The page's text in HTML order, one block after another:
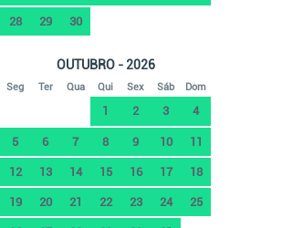
28 29 30
OUTUBRO - 2026
Seg Ter Qua Qui Sex Sáb Dom
1 2 3 4
5 6 7 8 9 10 11
12 13 14 15 16 17 18
19 20 21 22 23 24 25